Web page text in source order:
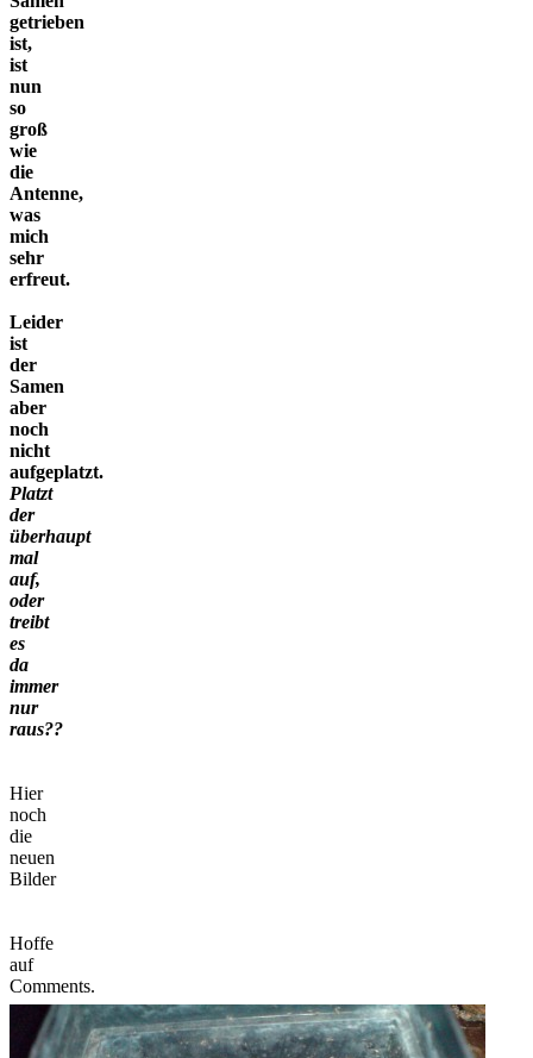
getrieben
ist,
ist
nun
so
groß
wie
die
Antenne,
was
mich
sehr
erfreut.
Leider
ist
der
Samen
aber
noch
nicht
aufgeplatzt.
Platzt
der
überhaupt
mal
auf,
oder
treibt
es
da
immer
nur
raus??
Hier
noch
die
neuen
Bilder
Hoffe
auf
Comments.